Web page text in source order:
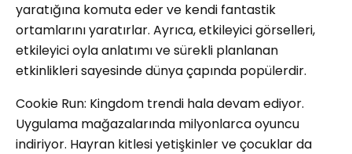
yaratığına komuta eder ve kendi fantastik
ortamlarını yaratırlar. Ayrıca, etkileyici görselleri,
etkileyici oyla anlatımı ve sürekli planlanan
etkinlikleri sayesinde dünya çapında popülerdir.
Cookie Run: Kingdom trendi hala devam ediyor.
Uygulama mağazalarında milyonlarca oyuncu
indiriyor. Hayran kitlesi yetişkinler ve çocuklar da